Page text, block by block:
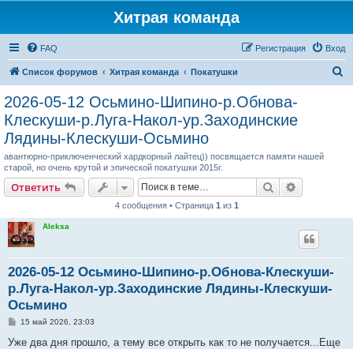
Хитрая команда
FAQ Вход
Регистрация
Список форумов Хитрая команда Покатушки
2026-05-12 Осьмино-Шипино-р.Обнова-
Клескуши-р.Луга-Накол-ур.Заходинские
Лядины-Клескуши-Осьмино
авантюрно-приключенческий хардкорный лайтец)) посвящается памяти нашей
старой, но очень крутой и эпической покатушки 2015г.
Ответить Поиск
4 сообщения • Страница 1 из 1
Aleksa
2026-05-12 Осьмино-Шипино-р.Обнова-Клескуши-
р.Луга-Накол-ур.Заходинские Лядины-Клескуши-
Осьмино
С
о
15 май 2026, 23:03
Уже два дня прошло, а тему все открыть как то не получается...Еще